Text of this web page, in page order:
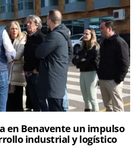
en Benavente un impulso
industrial y logístico